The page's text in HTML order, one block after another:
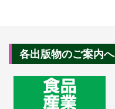
各出版物のご案内へ